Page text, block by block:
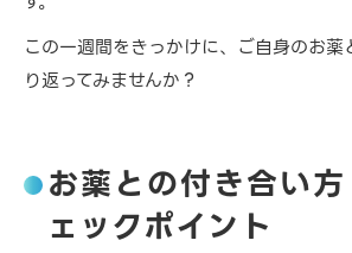
この一週間をきっかけに、ご自身のお
り返ってみませんか？
お薬との付き合い
ェックポイント